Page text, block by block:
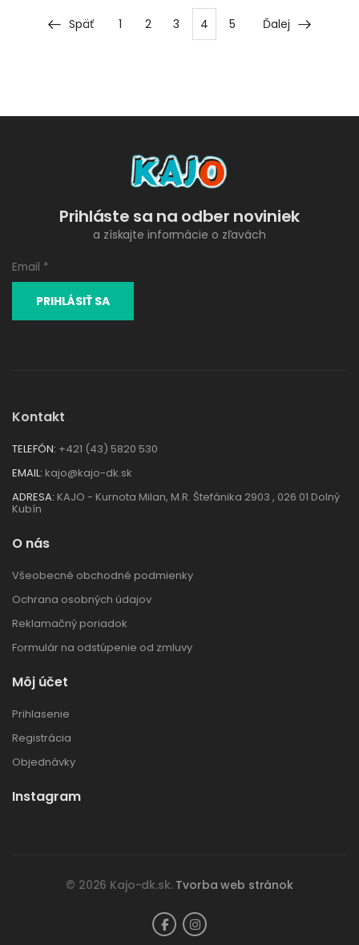
Späť 1 2 3 4 5 Ďalej
Prihláste sa na odber noviniek
a získajte informácie o zľavách
Kontakt
TELEFÓN: +421 (43) 5820 530
EMAIL: kajo@kajo-dk.sk
ADRESA: KAJO - Kurnota Milan, M.R. Štefánika 2903 , 026 01 Dolný
Kubín
O nás
Všeobecné obchodné podmienky
Ochrana osobných údajov
Reklamačný poriadok
Formulár na odstúpenie od zmluvy
Môj účet
Prihlasenie
Registrácia
Objednávky
Instagram
© 2026 Kajo-dk.sk. Tvorba web stránok